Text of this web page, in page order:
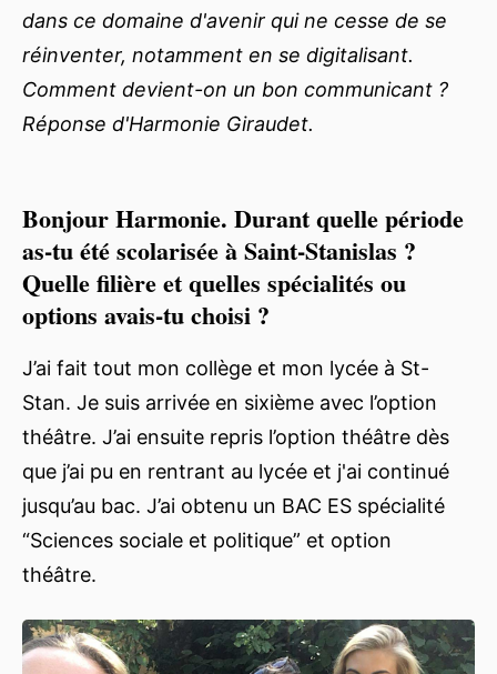
dans ce domaine d'avenir qui ne cesse de se
réinventer, notamment en se digitalisant.
Comment devient-on un bon communicant ?
Réponse d'Harmonie Giraudet.
Bonjour Harmonie. Durant quelle période
as-tu été scolarisée à Saint-Stanislas ?
Quelle filière et quelles spécialités ou
options avais-tu choisi ?
J’ai fait tout mon collège et mon lycée à St-
Stan. Je suis arrivée en sixième avec l’option
théâtre. J’ai ensuite repris l’option théâtre dès
que j’ai pu en rentrant au lycée et j'ai continué
jusqu’au bac. J’ai obtenu un BAC ES spécialité
“Sciences sociale et politique” et option
théâtre.